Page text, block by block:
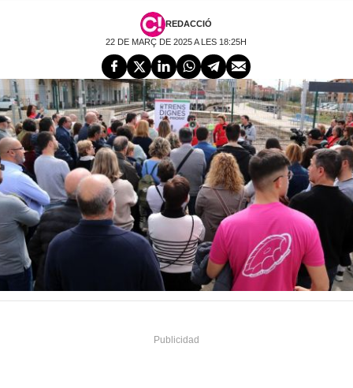
REDACCIÓ
22 DE MARÇ DE 2025 A LES 18:25H